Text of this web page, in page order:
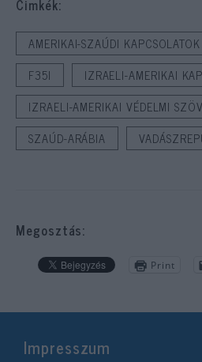
Cimkék:
AMERIKAI-SZAÚDI KAPCSOLATOK
F35I
IZRAELI-AMERIKAI
IZRAELI-AMERIKAI VÉDELMI
SZAÚD-ARÁBIA
Megosztás:
Print
Impresszum